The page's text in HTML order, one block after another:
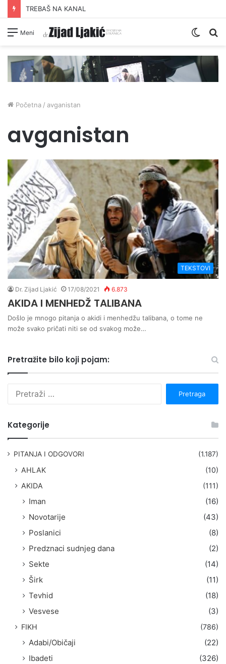
TREBAŠ NA KANAL
Meni
Switch
Početna / avganistan
avganistan
TEKSTOVI
Dr. Zijad Ljakić 17/08/2021 6.873
AKIDA I MENHEDŽ TALIBANA
Došlo je mnogo pitanja o akidi i menhedžu talibana, o tome ne
može svako pričati niti se od svakog može…
Pretražite bilo koji pojam:
Kategorije
PITANJA I ODGOVORI (1.187)
AHLAK
(10)
AKIDA
(111)
Iman
(16)
Novotarije
(43)
Poslanici
(8)
Predznaci sudnjeg dana
(2)
Sekte
(14)
Širk
(11)
Tevhid
(18)
Vesvese
(3)
FIKH (786)
Adabi/Običaji
(22)
Ibadeti
(326)